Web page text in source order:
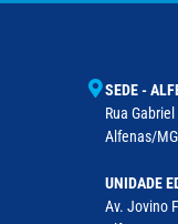
SEDE -
Rua
Alfenas/
UNIDADE
Av. Jovino